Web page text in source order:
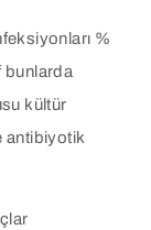
%
bunlarda
kültür
antibiyotik